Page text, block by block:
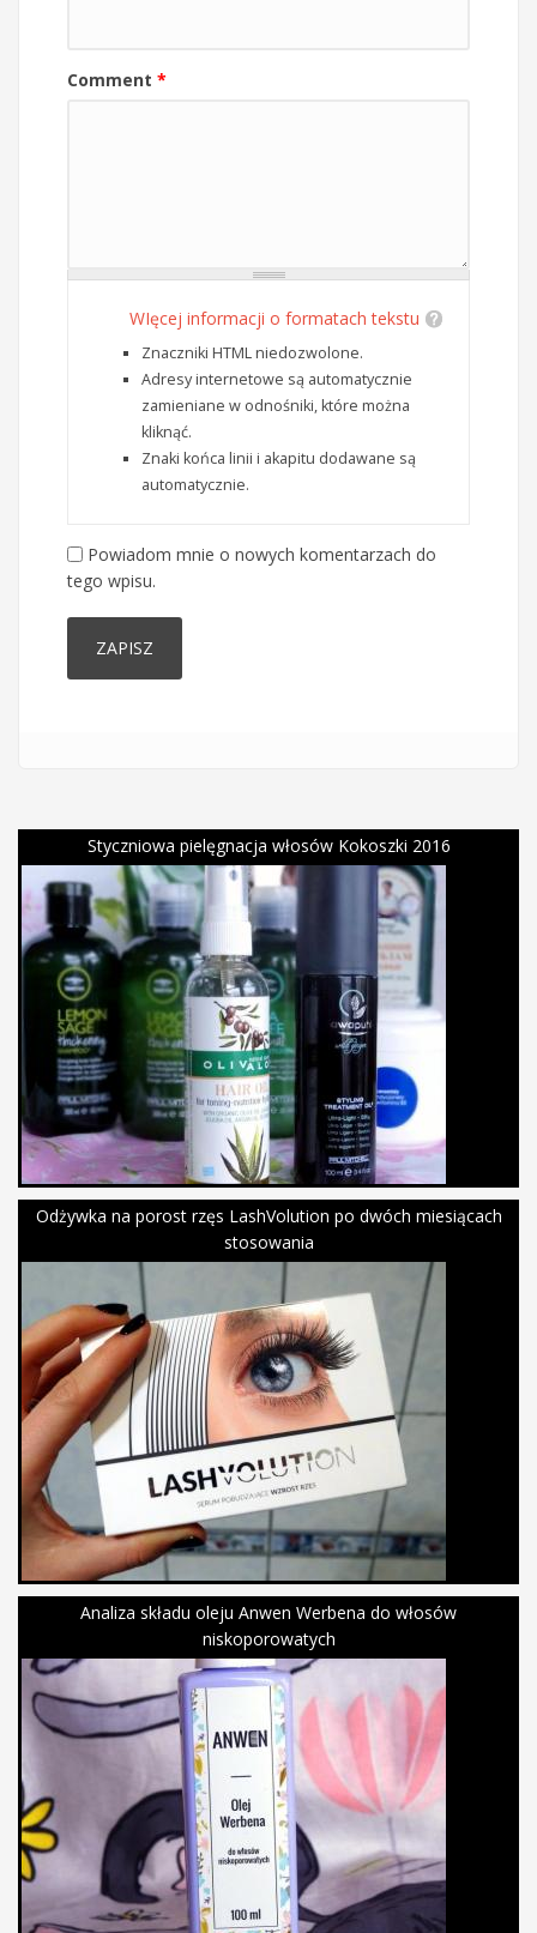
Comment *
WIęcej informacji o formatach tekstu
Znaczniki HTML niedozwolone.
Adresy internetowe są automatycznie
zamieniane w odnośniki, które można
kliknąć.
Znaki końca linii i akapitu dodawane są
automatycznie.
Powiadom mnie o nowych komentarzach do
tego wpisu.
Styczniowa pielęgnacja włosów Kokoszki 2016
Odżywka na porost rzęs LashVolution po dwóch miesiącach
stosowania
Analiza składu oleju Anwen Werbena do włosów
niskoporowatych